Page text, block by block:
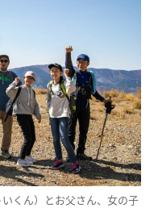
くん）とお父さん、女の子